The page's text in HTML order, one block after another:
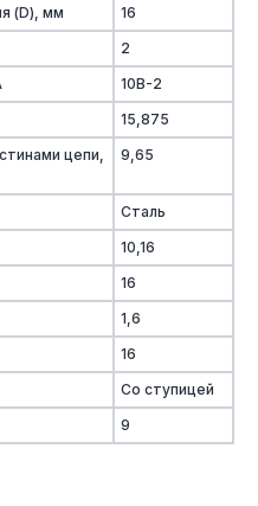
(D), мм
16
2
10B-2
15,875
цепи,
9,65
Сталь
10,16
16
1,6
16
Со ступицей
9